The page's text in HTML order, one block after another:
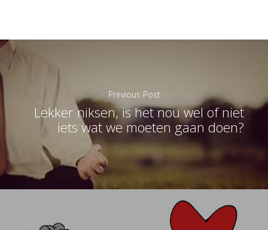
Previous Post
Lekker niksen, is het nou wel of niet
iets wat we moeten gaan doen?